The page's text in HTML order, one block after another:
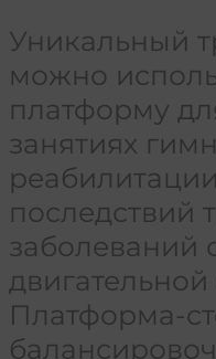
Уникальный
можно
платформу
занятиях
последствий
заболеваний
Платформа-